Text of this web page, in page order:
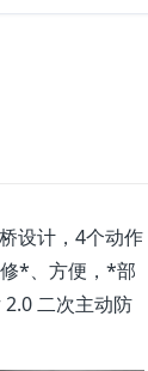
设计，4个动作
*、方便，*部
二次主动防